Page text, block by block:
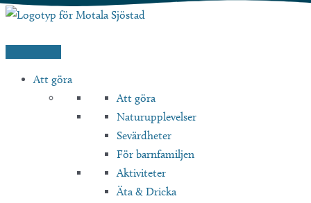
Hoppa
Att göra
Att göra
Naturupplevelser
Sevärdheter
För barnfamiljen
Aktiviteter
Äta & Dricka